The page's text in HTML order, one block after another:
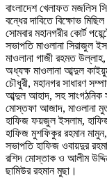
বাংলাদেশ খেলাফত মজলিস
বন্ধের দাবিতে বিক্ষোভ
সোমবার মহানগরীর কোর্ট
সভাপতি মাওলানা সিরাজুল
মাওলানা গাজী রহমত
অধ্যক্ষ মাওলানা আব্দুল
চৌধুরী, মহানগর সাধারণ
আব্দুল আহাদ, সহ সাংগঠনিক
মোস্তফা আজাদ, মাওলানা
হাফিজ ফয়জুল ইসলাম,
হাফিজ মুশফিকুর রহমান
সভাপতি হাফিজ ওবায়দুর
রশিদ মোস্তাক ও আলীম
ছামিউর রহমান মুছা।